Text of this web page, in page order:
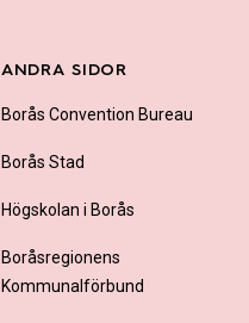
ANDRA SIDOR
Borås Convention Bureau
Borås Stad
Högskolan i Borås
Boråsregionens
Kommunalförbund